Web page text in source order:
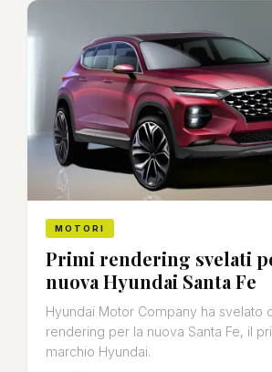
MOTORI
Primi rendering svelati
nuova Hyundai Santa Fe
Hyundai Motor Company ha svelato
rendering per la nuova Santa Fe, il
marchio Hyundai.